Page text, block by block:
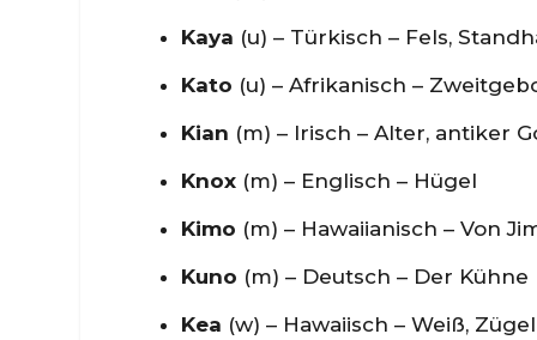
Kaya (u) – Türkisch – Fels,
Kato (u) – Afrikanisch –
Kian (m) – Irisch – Alter, antiker
Knox (m) – Englisch – Hügel
Kimo (m) – Hawaiianisch – Von
Kuno (m) – Deutsch – Der Kühne
Kea (w) – Hawaiisch – Weiß, Zügel